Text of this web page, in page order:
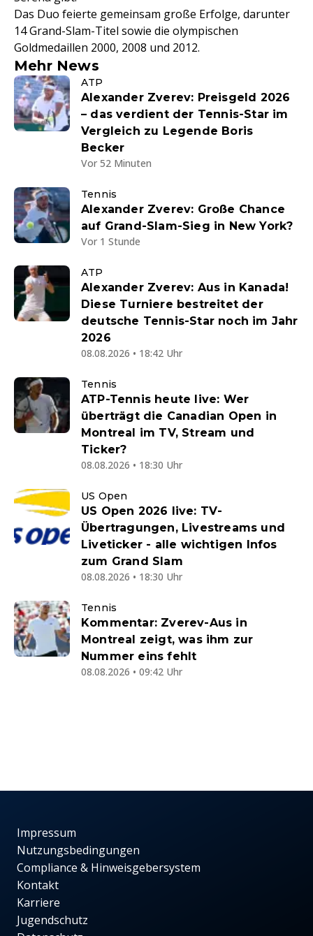
Das Duo feierte gemeinsam große Erfolge, darunter
14 Grand-Slam-Titel sowie die olympischen
Goldmedaillen 2000, 2008 und 2012.
Mehr News
ATP
Alexander Zverev: Preisgeld 2026
– das verdient der Tennis-Star im
Vergleich zu Legende Boris
Becker
Vor 52 Minuten
Tennis
Alexander Zverev: Große Chance
auf Grand-Slam-Sieg in New York?
Vor 1 Stunde
ATP
Alexander Zverev: Aus in Kanada!
Diese Turniere bestreitet der
deutsche Tennis-Star noch im Jahr
2026
08.08.2026 • 18:42 Uhr
Tennis
ATP-Tennis heute live: Wer
überträgt die Canadian Open in
Montreal im TV, Stream und
Ticker?
08.08.2026 • 18:30 Uhr
US Open
US Open 2026 live: TV-
Übertragungen, Livestreams und
Liveticker - alle wichtigen Infos
zum Grand Slam
08.08.2026 • 18:30 Uhr
Tennis
Kommentar: Zverev-Aus in
Montreal zeigt, was ihm zur
Nummer eins fehlt
08.08.2026 • 09:42 Uhr
Impressum
Nutzungsbedingungen
Compliance & Hinweisgebersystem
Kontakt
Karriere
Jugendschutz